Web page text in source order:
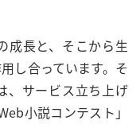
成長と、そこから生
し合っています。そ
、サービス立ち上げ
小説コンテスト」